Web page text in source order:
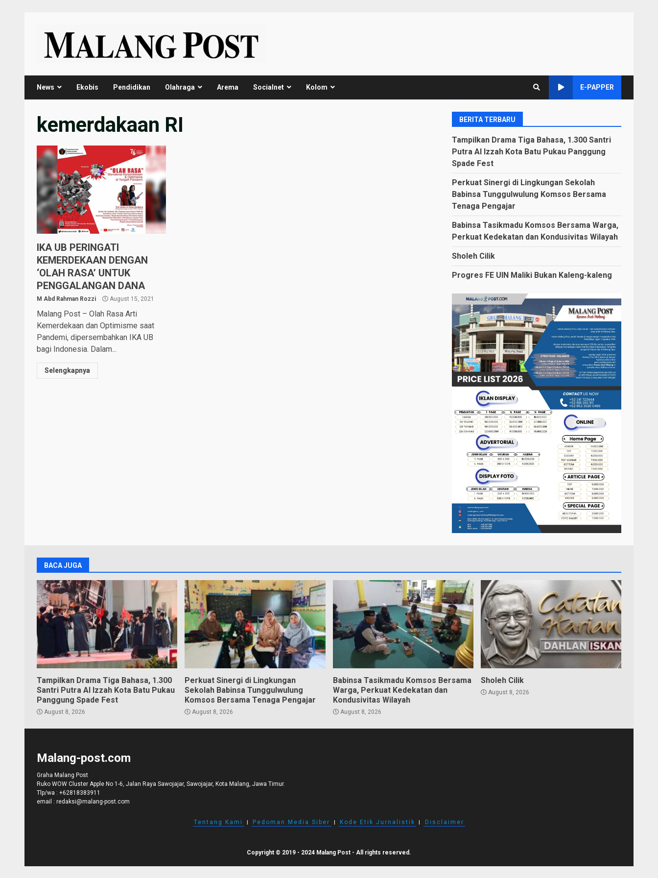
content
News Ekobis Pendidikan Olahraga Arema Socialnet Kolom E-PAPPER
kemerdakaan RI
IKA UB PERINGATI
KEMERDEKAAN DENGAN
‘OLAH RASA’ UNTUK
PENGGALANGAN DANA
M Abd Rahman Rozzi August 15, 2021
Malang Post – Olah Rasa Arti
Kemerdekaan dan Optimisme saat
Pandemi, dipersembahkan IKA UB
bagi Indonesia. Dalam...
Selengkapnya
BERITA TERBARU
Tampilkan Drama Tiga Bahasa, 1.300 Santri
Putra Al Izzah Kota Batu Pukau Panggung
Spade Fest
Perkuat Sinergi di Lingkungan Sekolah
Babinsa Tunggulwulung Komsos Bersama
Tenaga Pengajar
Babinsa Tasikmadu Komsos Bersama Warga,
Perkuat Kedekatan dan Kondusivitas Wilayah
Sholeh Cilik
Progres FE UIN Maliki Bukan Kaleng-kaleng
BACA JUGA
Tampilkan Drama Tiga Bahasa, 1.300
Santri Putra Al Izzah Kota Batu Pukau
Panggung Spade Fest
August 8, 2026
Perkuat Sinergi di Lingkungan
Sekolah Babinsa Tunggulwulung
Komsos Bersama Tenaga Pengajar
August 8, 2026
Babinsa Tasikmadu Komsos Bersama
Warga, Perkuat Kedekatan dan
Kondusivitas Wilayah
August 8, 2026
Sholeh Cilik
August 8, 2026
Malang-post.com
Graha Malang Post
Ruko WOW Cluster Apple No 1-6, Jalan Raya Sawojajar, Sawojajar, Kota Malang, Jawa Timur.
Tlp/wa : +62818383911
email : redaksi@malang-post.com
Tentang Kami I Pedoman Media Siber I Kode Etik Jurnalistik I Disclaimer
Copyright © 2019 - 2024 Malang Post - All rights reserved.